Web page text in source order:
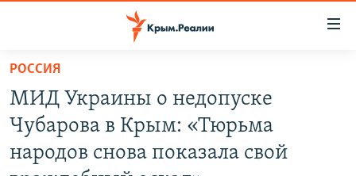
Вернуться
основному
содержанию
Вернутся
СПЕЦПРОЕКТЫ
КАРТА ВОЕННЫХ ОБЪЕКТОВ КРЫМА
ВОДА
РОССИЯ
МИД Украины о недопуске
Чубарова в Крым: «Тюрьма
народов снова показала свой ​​